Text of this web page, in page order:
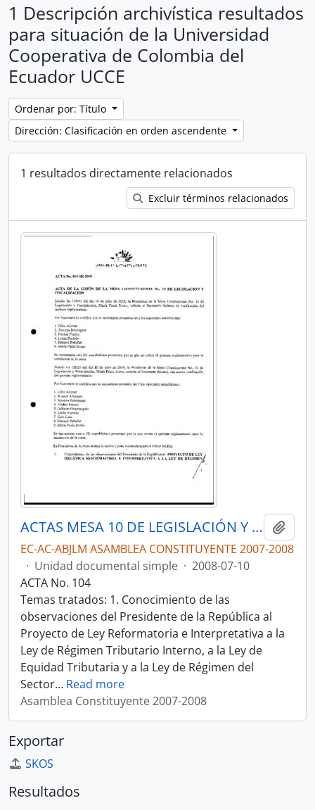
1 Descripción archivística resultados
para situación de la Universidad
Cooperativa de Colombia del
Ecuador UCCE
Ordenar por: Título
Dirección: Clasificación en orden ascendente
1 resultados directamente relacionados
Excluir términos relacionados
ACTAS MESA 10 DE LEGISLACIÓN Y FISCALIZACIÓN
EC-AC-ABJLM ASAMBLEA CONSTITUYENTE 2007-2008
· Unidad documental simple · 2008-07-10
ACTA No. 104
Temas tratados: 1. Conocimiento de las
observaciones del Presidente de la República al
Proyecto de Ley Reformatoria e Interpretativa a la
Ley de Régimen Tributario Interno, a la Ley de
Equidad Tributaria y a la Ley de Régimen del
Sector… Read more
Asamblea Constituyente 2007-2008
Exportar
SKOS
Resultados